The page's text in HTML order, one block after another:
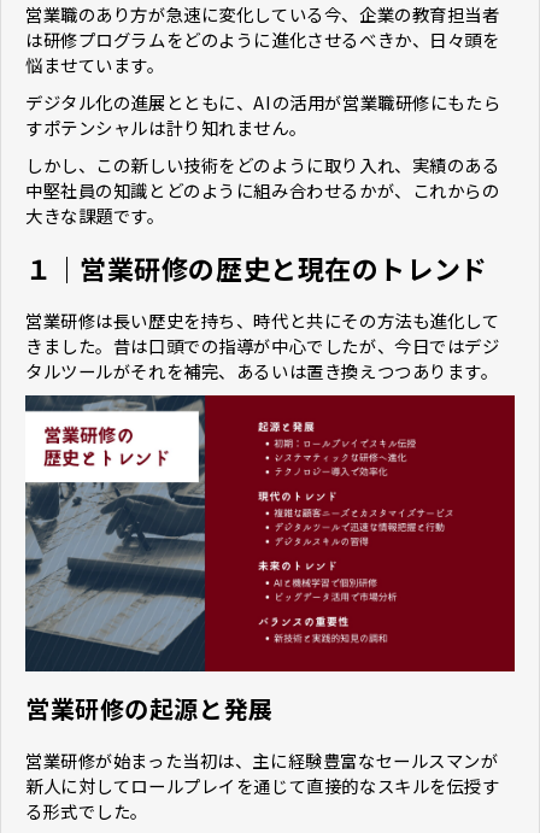
営業職のあり方が急速に変化している今、企業の教育担当者
は研修プログラムをどのように進化させるべきか、日々頭を
悩ませています。
デジタル化の進展とともに、AIの活用が営業職研修にもたら
すポテンシャルは計り知れません。
しかし、この新しい技術をどのように取り入れ、実績のある
中堅社員の知識とどのように組み合わせるかが、これからの
大きな課題です。
１｜営業研修の歴史と現在のトレンド
営業研修は長い歴史を持ち、時代と共にその方法も進化して
きました。昔は口頭での指導が中心でしたが、今日ではデジ
タルツールがそれを補完、あるいは置き換えつつあります。
営業研修の起源と発展
営業研修が始まった当初は、主に経験豊富なセールスマンが
新人に対してロールプレイを通じて直接的なスキルを伝授す
る形式でした。